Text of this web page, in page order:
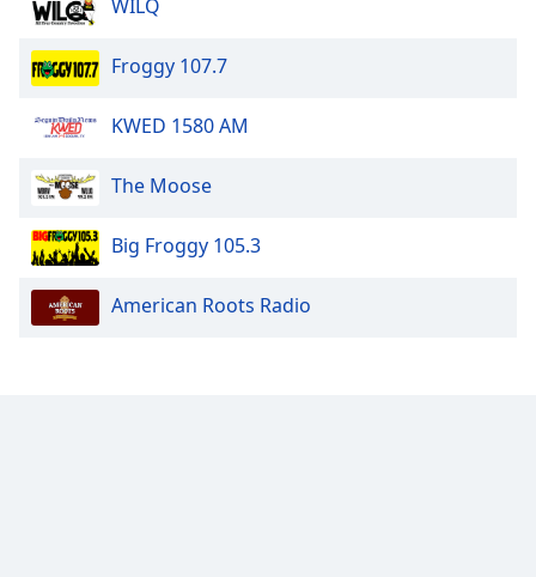
WILQ
Froggy 107.7
KWED 1580 AM
The Moose
Big Froggy 105.3
American Roots Radio